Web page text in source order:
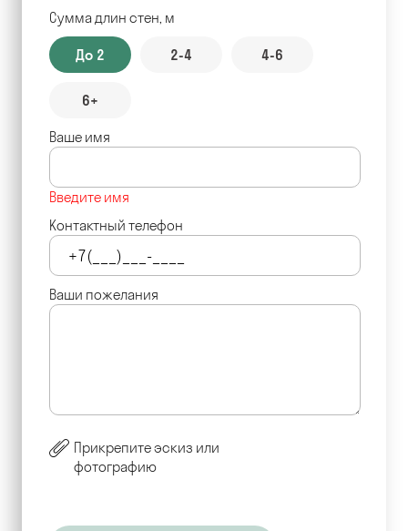
Сумма длин стен, м
До 2 2-4 4-6
6+
Ваше имя
Введите имя
Контактный телефон
Ваши пожелания
Прикрепите эскиз или
фотографию